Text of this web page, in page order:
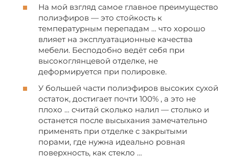
На мой взгляд самое главное преимущество
полиэфиров — это стойкость к
температурным перепадам … что хорошо
влияет на эксплуатационные качества
мебели. Бесподобно ведёт себя при
высокоглянцевой отделке, не
деформируется при полировке.
У большей части полиэфиров высоких сухой
остаток, достигает почти 100% , а это не
плохо … считай сколько налил — столько и
останется после высыхания замечательно
применять при отделке с закрытыми
порами, где нужна идеально ровная
поверхность, как стекло …